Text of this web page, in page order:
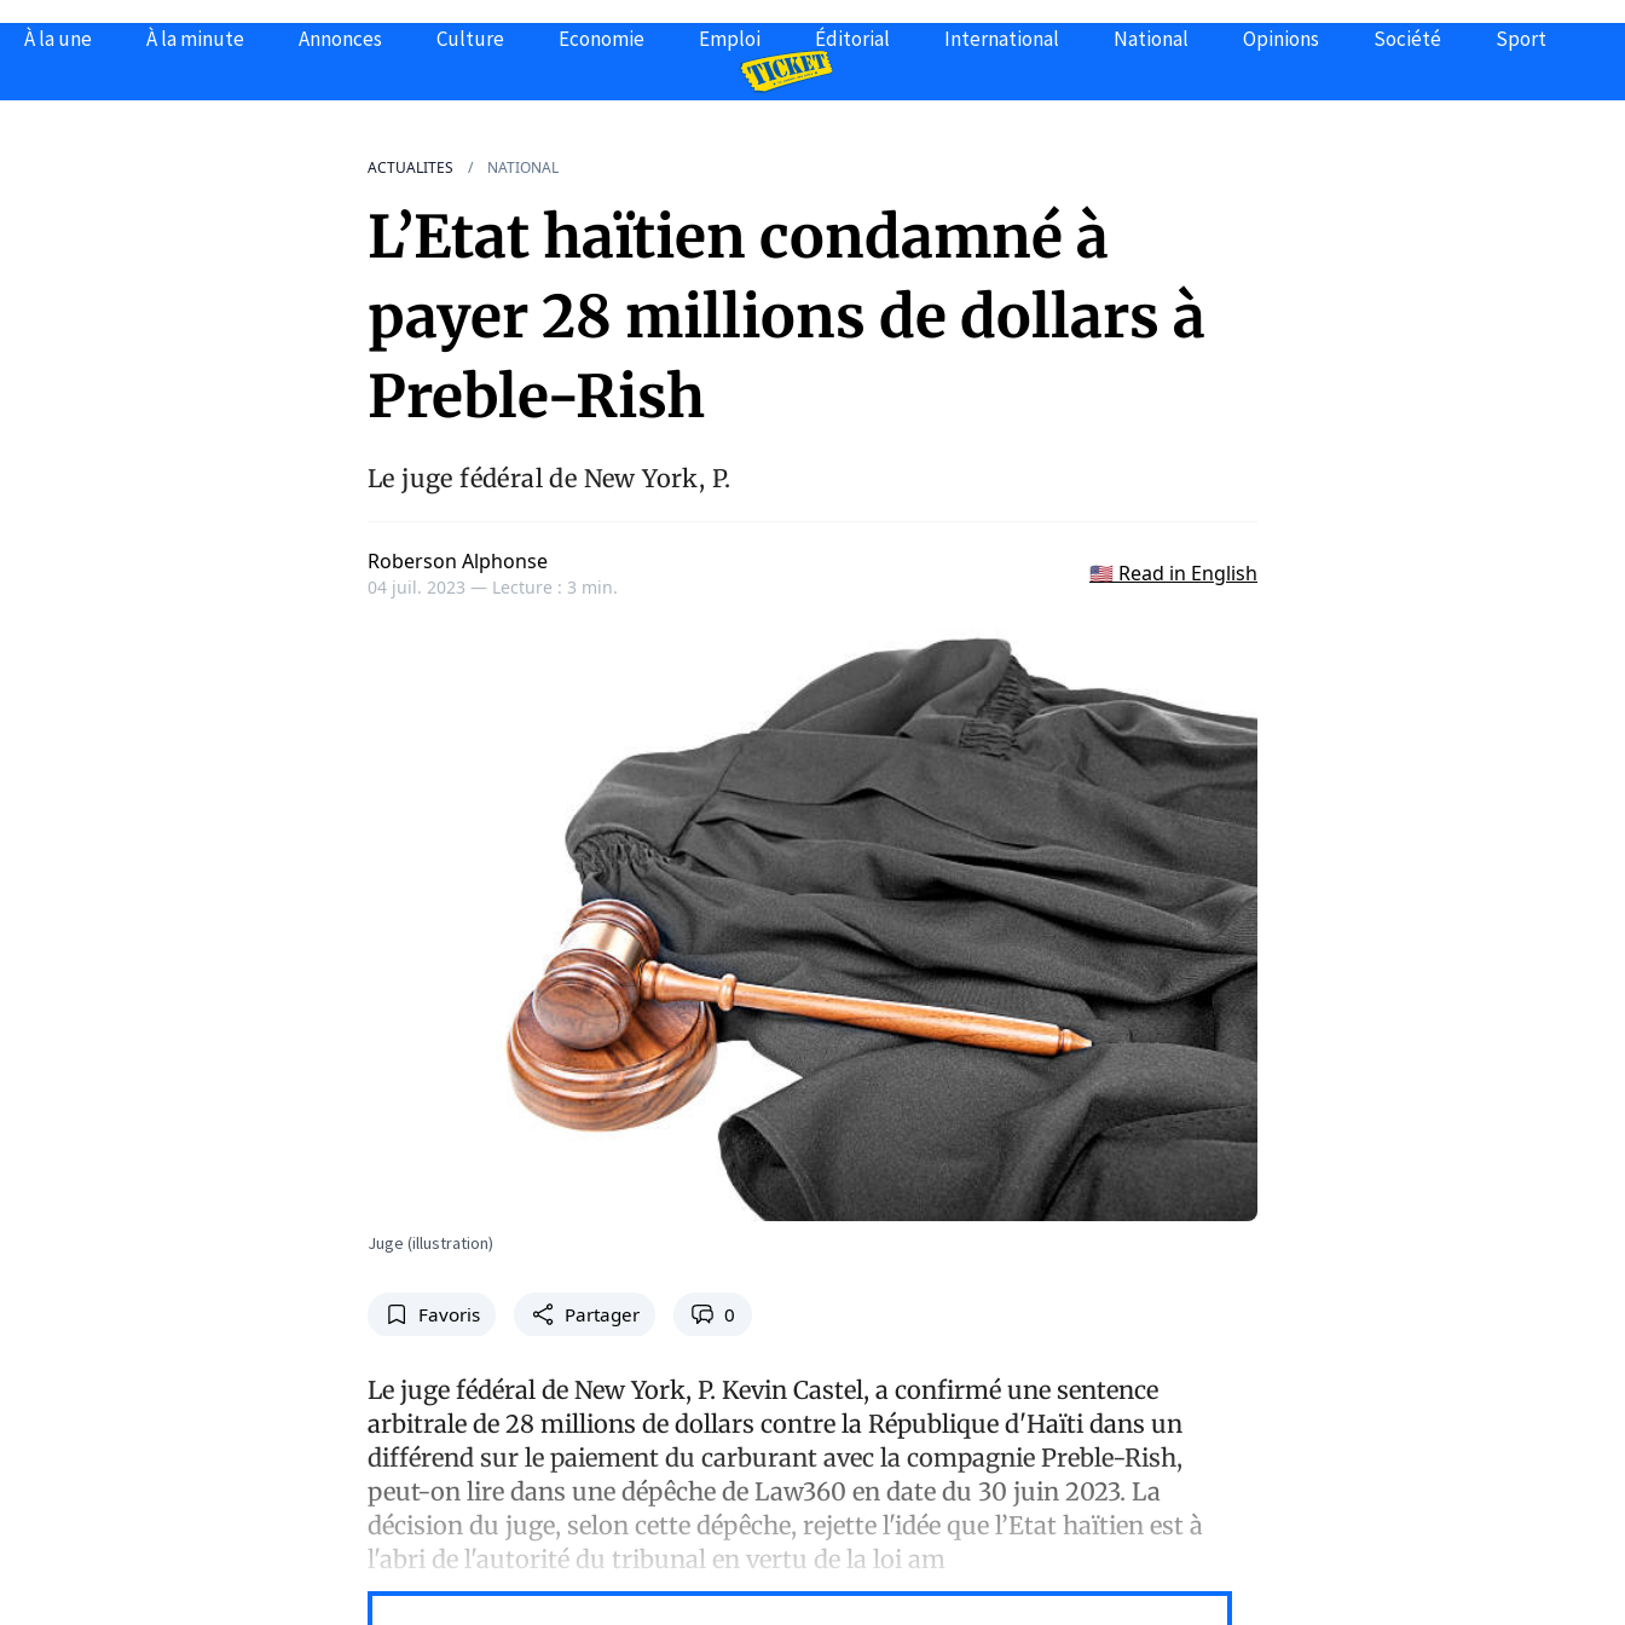
À la une À la minute Annonces Culture Economie Emploi Éditorial International National Opinions Société Sport
ACTUALITES NATIONAL
L’Etat haïtien condamné à
payer 28 millions de dollars à
Preble-Rish
Le juge fédéral de New York, P.
Roberson Alphonse
04 juil. 2023 — Lecture : 3 min.
🇺🇸 Read in English
Juge (illustration)
Favoris Partager 0
Le juge fédéral de New York, P. Kevin Castel, a confirmé une sentence
arbitrale de 28 millions de dollars contre la République d'Haïti dans un
différend sur le paiement du carburant avec la compagnie Preble-Rish,
peut-on lire dans une dépêche de Law360 en date du 30 juin 2023. La
décision du juge, selon cette dépêche, rejette l'idée que l’Etat haïtien est à
l'abri de l'autorité du tribunal en vertu de la loi am